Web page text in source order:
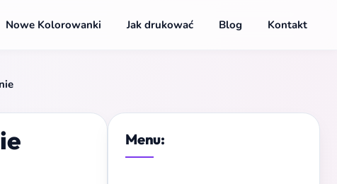
Nowe Kolorowanki Jak drukować Blog Kontakt
Menu: